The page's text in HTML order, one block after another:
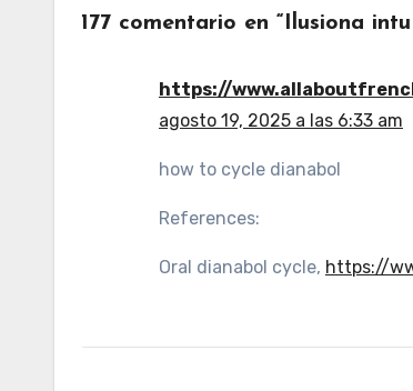
177 comentario en “Ilusiona
https://
agosto 19, 2025 a las 6:33 am
how to cycle dianabol
References:
Oral dianabol cycle, https://